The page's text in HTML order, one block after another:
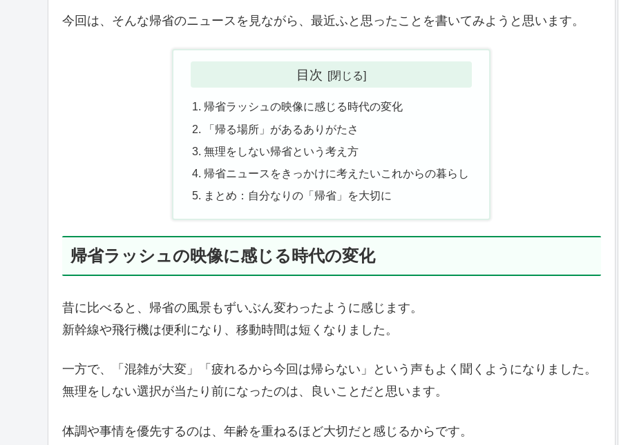
今回は、そんな帰省のニュースを見ながら、最近ふと思ったことを書いてみようと思います。
目次
帰省ラッシュの映像に感じる時代の変化
「帰る場所」があるありがたさ
無理をしない帰省という考え方
帰省ニュースをきっかけに考えたいこれからの暮らし
まとめ：自分なりの「帰省」を大切に
帰省ラッシュの映像に感じる時代の変化
昔に比べると、帰省の風景もずいぶん変わったように感じます。
新幹線や飛行機は便利になり、移動時間は短くなりました。
一方で、「混雑が大変」「疲れるから今回は帰らない」という声もよく聞くようになりました。
無理をしない選択が当たり前になったのは、良いことだと思います。
体調や事情を優先するのは、年齢を重ねるほど大切だと感じるからです。